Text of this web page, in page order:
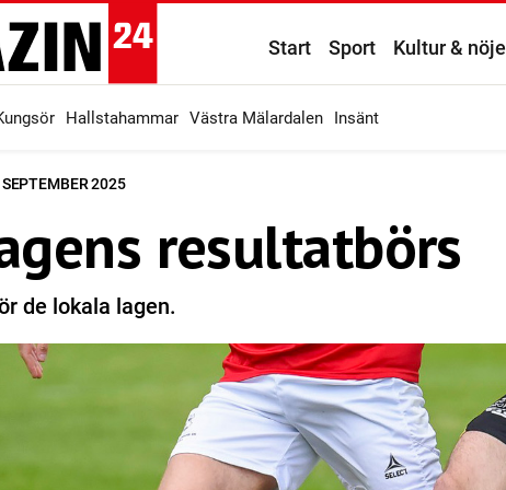
Start Sport Kultur & nöje
Hallstahammar Västra Mälardalen Insänt
2025
resultatbörs
de lokala lagen.